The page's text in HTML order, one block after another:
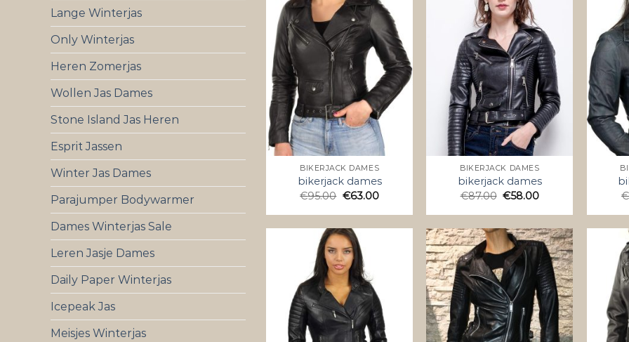
Lange Winterjas
Only Winterjas
Heren Zomerjas
Wollen Jas Dames
Stone Island Jas Heren
Esprit Jassen
Winter Jas Dames
Parajumper Bodywarmer
Dames Winterjas Sale
Leren Jasje Dames
Daily Paper Winterjas
Icepeak Jas
Meisjes Winterjas
BIKERJACK DAMES
bikerjack dames
€95.00 €63.00
BIKERJACK DAMES
bikerjack dames
€87.00 €58.00
€